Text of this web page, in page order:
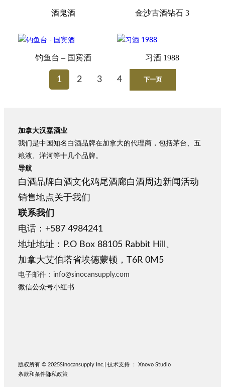
酒鬼酒 金沙古酒钻石 3
钓鱼台 – 国宾酒 习酒 1988
1 2 3 4 下一页
加拿大汉嘉酒业
我们是中国知名白酒品牌在加拿大的代理商，包括茅台、五
粮液、洋河等十几个品牌。
导航
白酒品牌白酒文化鸡尾酒廊白酒周边新闻活动
销售地点关于我们
联系我们
电话：+587 4984241
地址地址：P.O Box 88105 Rabbit Hill、
加拿大艾伯塔省埃德蒙顿，T6R 0M5
电子邮件：info@sinocansupply.com
微信公众号小红书
版权所有 © 2025Sinocansupply Inc. | 技术支持 ： Xnovo Studio
条款和条件隐私政策